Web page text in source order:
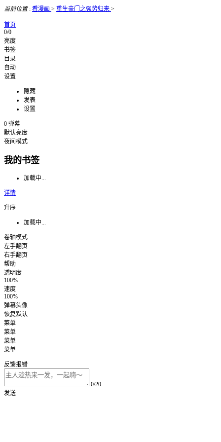
当前位置: 看漫画 > 重生豪门之强势归来 >
首页
0/0
亮度
书签
目录
自动
设置
隐藏
发表
设置
0 弹幕
默认亮度
夜间模式
我的书签
加载中...
详情
升序
加载中...
卷轴模式
左手翻页
右手翻页
帮助
透明度
100%
速度
100%
弹幕头像
恢复默认
菜单
菜单
菜单
菜单
反馈报错
0/20
发送